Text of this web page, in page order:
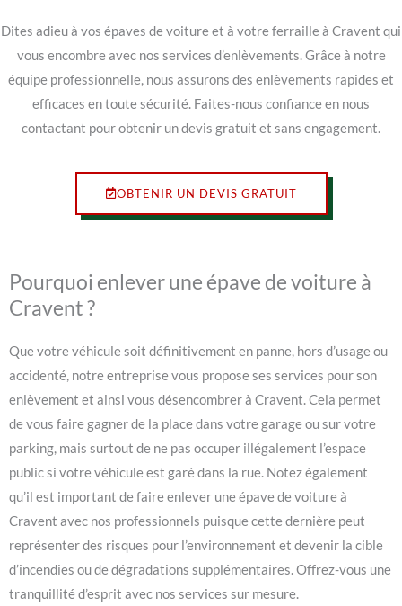
Dites adieu à vos épaves de voiture et à votre ferraille à Cravent qui
vous encombre avec nos services d’enlèvements. Grâce à notre
équipe professionnelle, nous assurons des enlèvements rapides et
efficaces en toute sécurité. Faites-nous confiance en nous
contactant pour obtenir un devis gratuit et sans engagement.
OBTENIR UN DEVIS GRATUIT
Pourquoi enlever une épave de voiture à
Cravent ?
Que votre véhicule soit définitivement en panne, hors d’usage ou
accidenté, notre entreprise vous propose ses services pour son
enlèvement et ainsi vous désencombrer à Cravent. Cela permet
de vous faire gagner de la place dans votre garage ou sur votre
parking, mais surtout de ne pas occuper illégalement l’espace
public si votre véhicule est garé dans la rue. Notez également
qu’il est important de faire enlever une épave de voiture à
Cravent avec nos professionnels puisque cette dernière peut
représenter des risques pour l’environnement et devenir la cible
d’incendies ou de dégradations supplémentaires. Offrez-vous une
tranquillité d’esprit avec nos services sur mesure.